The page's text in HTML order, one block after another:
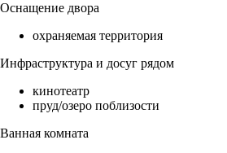
Оснащение двора
охраняемая территория
Инфраструктура и досуг рядом
кинотеатр
пруд/озеро поблизости
Ванная комната